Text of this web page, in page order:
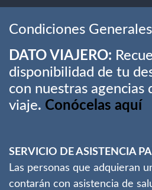
Condiciones Generales
DATO VIAJERO:
disponibilidad de tu
con nuestras agencias
viaje. Conócelas aquí
SERVICIO DE ASISTENCIA
Las personas que adquieran
contarán con asistencia de